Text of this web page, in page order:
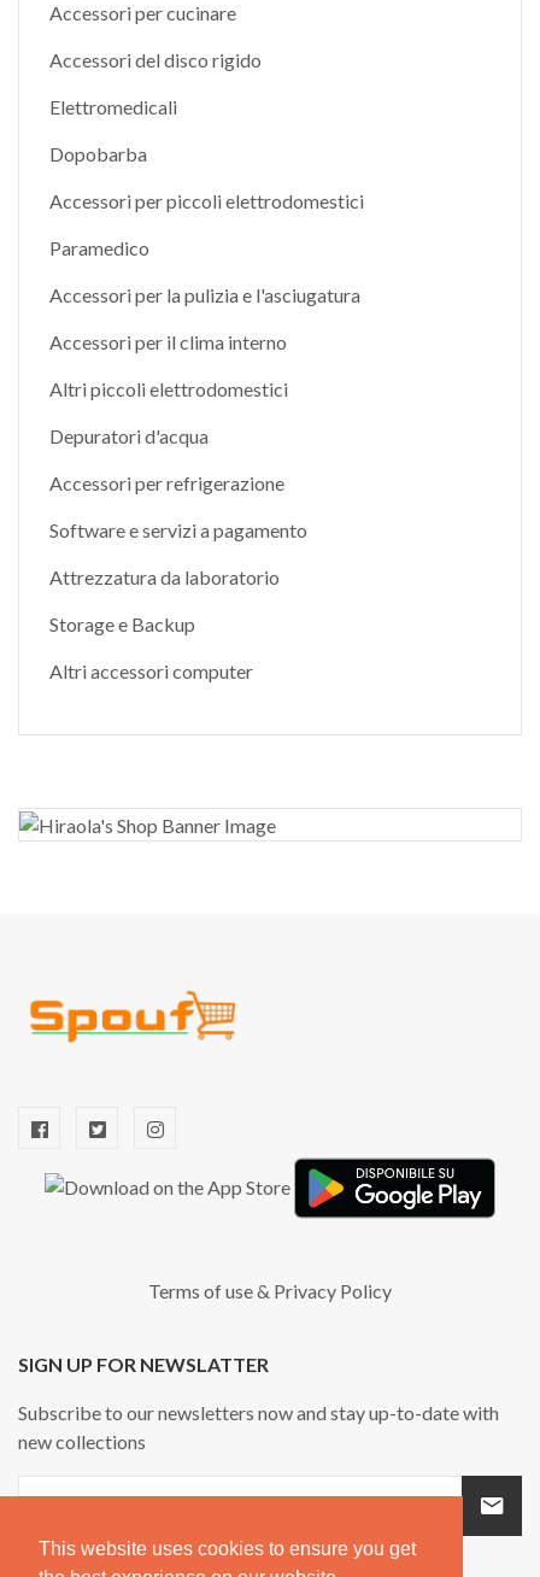
This website uses cookies to ensure you get
Accessori per cucinare
Accessori del disco rigido
Elettromedicali
Dopobarba
Accessori per piccoli elettrodomestici
Paramedico
Accessori per la pulizia e l'asciugatura
Accessori per il clima interno
Altri piccoli elettrodomestici
Depuratori d'acqua
Accessori per refrigerazione
Software e servizi a pagamento
Attrezzatura da laboratorio
Storage e Backup
Altri accessori computer
Terms of use& Privacy Policy
SIGN UP FOR NEWSLATTER
Subscribe to our newsletters now and stay up-to-date with
new collections